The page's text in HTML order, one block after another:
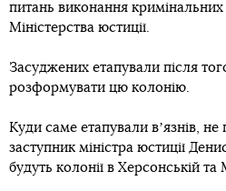
питань виконання кримінальних
Міністерства юстиції.
Засуджених етапували після
розформувати цю колонію.
Куди саме етапували вʼязнів,
заступник міністра юстиції
будуть колонії в Херсонській та